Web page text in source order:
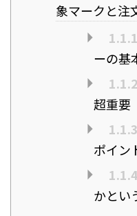
象マークと注
1.1.1
ーの基
1.1.2
超重要
1.1.3
ポイン
1.1.4
かとい